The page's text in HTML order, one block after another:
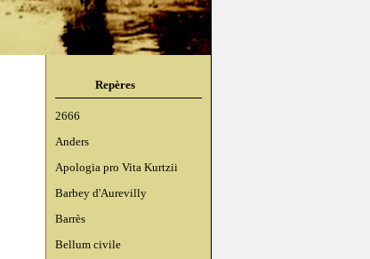
Repères
2666
Anders
Apologia pro Vita Kurtzii
Barbey d'Aurevilly
Barrès
Bellum civile